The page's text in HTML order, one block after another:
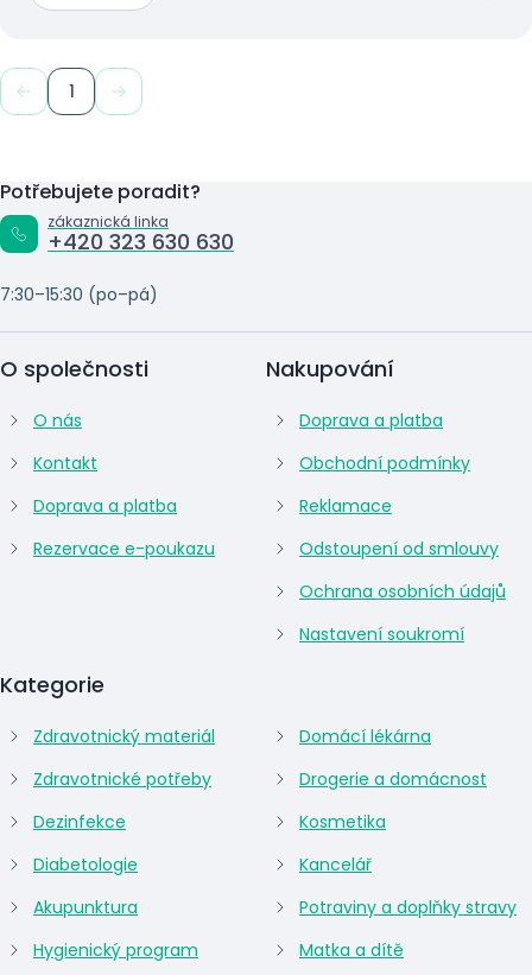
1
Potřebujete poradit?
zákaznická linka
+420 323 630 630
7:30–15:30 (po–pá)
O společnosti
O nás
Kontakt
Doprava a platba
Rezervace e-poukazu
Kategorie
Zdravotnický materiál
Zdravotnické potřeby
Dezinfekce
Diabetologie
Akupunktura
Hygienický program
Domácí lékárna
Drogerie a domácnost
Kosmetika
Kancelář
Potraviny a doplňky stravy
Matka a dítě
Nakupování
Doprava a platba
Obchodní podmínky
Reklamace
Odstoupení od smlouvy
Ochrana osobních údajů
Nastavení soukromí